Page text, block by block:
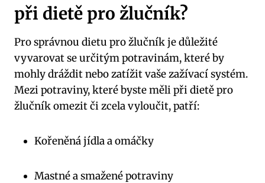
při dietě pro žlučník?
Pro správnou dietu pro žlučník je důležité
vyvarovat se určitým potravinám, které by
mohly dráždit nebo zatížit vaše zažívací systém.
Mezi potraviny, které byste měli při dietě pro
žlučník omezit či zcela vyloučit, patří:
Kořeněná jídla a omáčky
Mastné a smažené potraviny